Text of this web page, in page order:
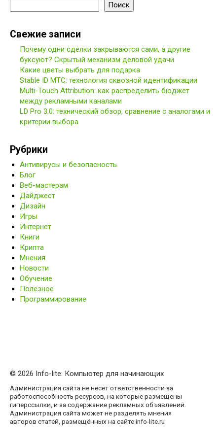
Поиск
Свежие записи
Почему одни сделки закрываются сами, а другие
буксуют? Скрытый механизм деловой удачи
Какие цветы выбрать для подарка
Stable ID МТС: технология сквозной идентификации
Multi-Touch Attribution: как распределить бюджет
между рекламными каналами
LD Pro 3.0: технический обзор, сравнение с аналогами и
критерии выбора
Рубрики
Антивирусы и безопасность
Блог
Веб-мастерам
Дайджест
Дизайн
Игры
Интернет
Книги
Крипта
Мнения
Новости
Обучение
Полезное
Программирование
© 2026 Info-lite: Компьютер для начинающих
Администрация сайта не несет ответственности за
работоспособность ресурсов, на которые размещены
гиперссылки, и за содержание рекламных объявлений.
Администрация сайта может не разделять мнения
авторов статей, размещённых на сайте info-lite.ru